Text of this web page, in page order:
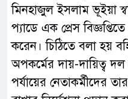
মিনহাজুল ইসলাম ভূইয়া
প্যাডে এক প্রেস
করেন। চিঠিতে বলা হয়
অপকর্মের দায়-দায়িত্ব
পর্যায়ের নেতাকর্মীদের